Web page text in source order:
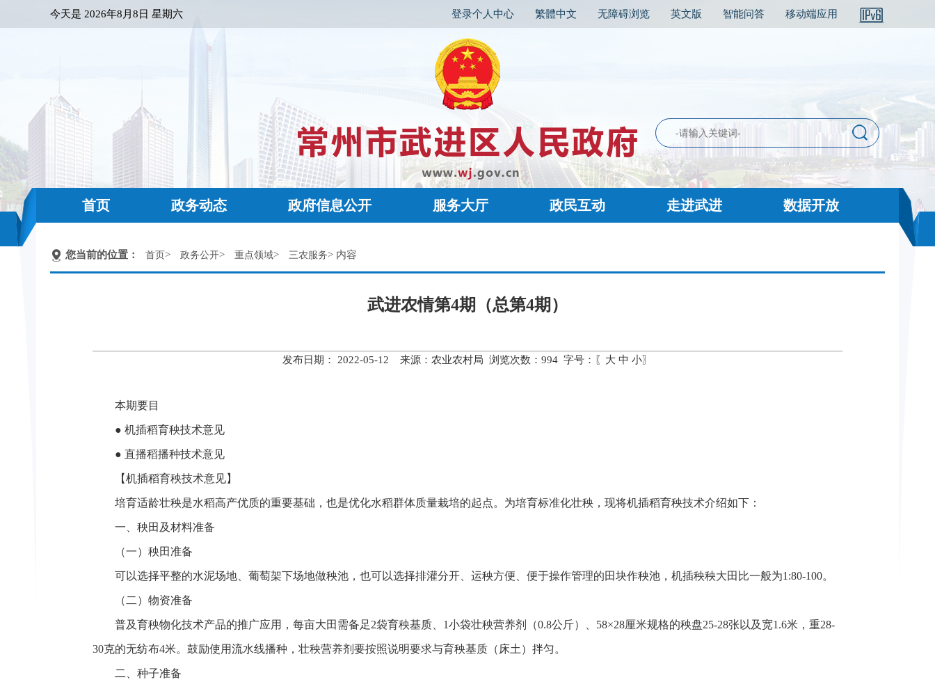
今天是 2026年8月8日 星期六 登录个人中心 繁體中文 无障碍浏览 英文版 智能问答 移动端应用
首页 政务动态 政府信息公开 服务大厅 政民互动 走进武进 数据开放
您当前的位置： 首页> 政务公开> 重点领域> 三农服务> 内容
武进农情第4期（总第4期）
发布日期： 2022-05-12 来源：农业农村局 浏览次数： 994 字号：〖 大 中 小〗
本期要目
● 机插稻育秧技术意见
● 直播稻播种技术意见
【机插稻育秧技术意见】
培育适龄壮秧是水稻高产优质的重要基础，也是优化水稻群体质量栽培的起点。为培育标准化壮秧，现将机插稻育秧技术介绍如下：
一、秧田及材料准备
（一）秧田准备
可以选择平整的水泥场地、葡萄架下场地做秧池，也可以选择排灌分开、运秧方便、便于操作管理的田块作秧池，机插秧秧大田比一般为1:80-100。
（二）物资准备
普及育秧物化技术产品的推广应用，每亩大田需备足2袋育秧基质、1小袋壮秧营养剂（0.8公斤）、58×28厘米规格的秧盘25-28张以及宽1.6米，重28-
30克的无纺布4米。鼓励使用流水线播种，壮秧营养剂要按照说明要求与育秧基质（床土）拌匀。
二、种子准备